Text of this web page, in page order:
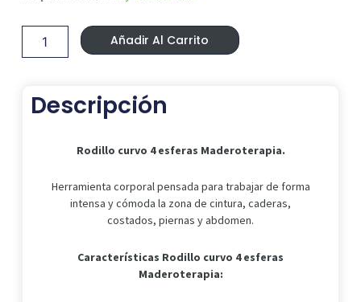
Original
Era:
25,99 €.
Actual
Es:
22,99 €.
4
esferas
Maderoterapia.
Añadir Al Carrito
Descripción
Rodillo curvo 4 esferas Maderoterapia.
Herramienta corporal pensada para trabajar de forma
intensa y cómoda la zona de cintura, caderas,
costados, piernas y abdomen.
Características Rodillo curvo 4 esferas
Maderoterapia: